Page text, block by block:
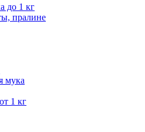
до 1 кг
пралине
мука
1 кг